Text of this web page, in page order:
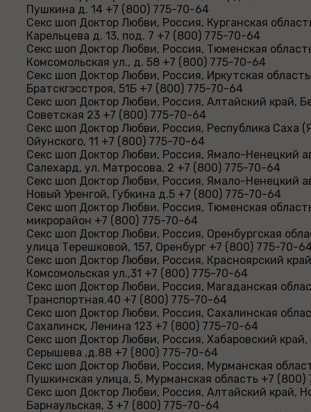
Пушкина д. 14 +7 (800) 775-70-64
Секс шоп Доктор Любви, Россия, Курганская
Карельцева д. 13, под. 7 +7 (800) 775-70-64
Секс шоп Доктор Любви, Россия, Тюменская
Комсомольская ул., д. 58 +7 (800) 775-70-64
Секс шоп Доктор Любви, Россия, Иркутская
Братскгэсстроя, 51Б +7 (800) 775-70-64
Секс шоп Доктор Любви, Россия, Алтайский край,
Советская 23 +7 (800) 775-70-64
Секс шоп Доктор Любви, Россия, Республика Саха
Ойунского, 11 +7 (800) 775-70-64
Секс шоп Доктор Любви, Россия, Ямало-Ненецкий
Салехард, ул. Матросова, 2 +7 (800) 775-70-64
Секс шоп Доктор Любви, Россия, Ямало-Ненецкий
Новый Уренгой, Губкина д.5 +7 (800) 775-70-64
Секс шоп Доктор Любви, Россия, Тюменская
микрорайон +7 (800) 775-70-64
Секс шоп Доктор Любви, Россия, Оренбургская
улица Терешковой, 157, Оренбург +7 (800) 775-70-
Секс шоп Доктор Любви, Россия, Красноярский
Комсомольская ул.,31 +7 (800) 775-70-64
Секс шоп Доктор Любви, Россия, Магаданская
Транспортная.40 +7 (800) 775-70-64
Секс шоп Доктор Любви, Россия, Сахалинская
Сахалинск, Ленина 123 +7 (800) 775-70-64
Секс шоп Доктор Любви, Россия, Хабаровский край,
Серышева ,д.88 +7 (800) 775-70-64
Секс шоп Доктор Любви, Россия, Мурманская
Пушкинская улица, 5, Мурманская область +7
Секс шоп Доктор Любви, Россия, Алтайский край,
Барнаульская, 3 +7 (800) 775-70-64